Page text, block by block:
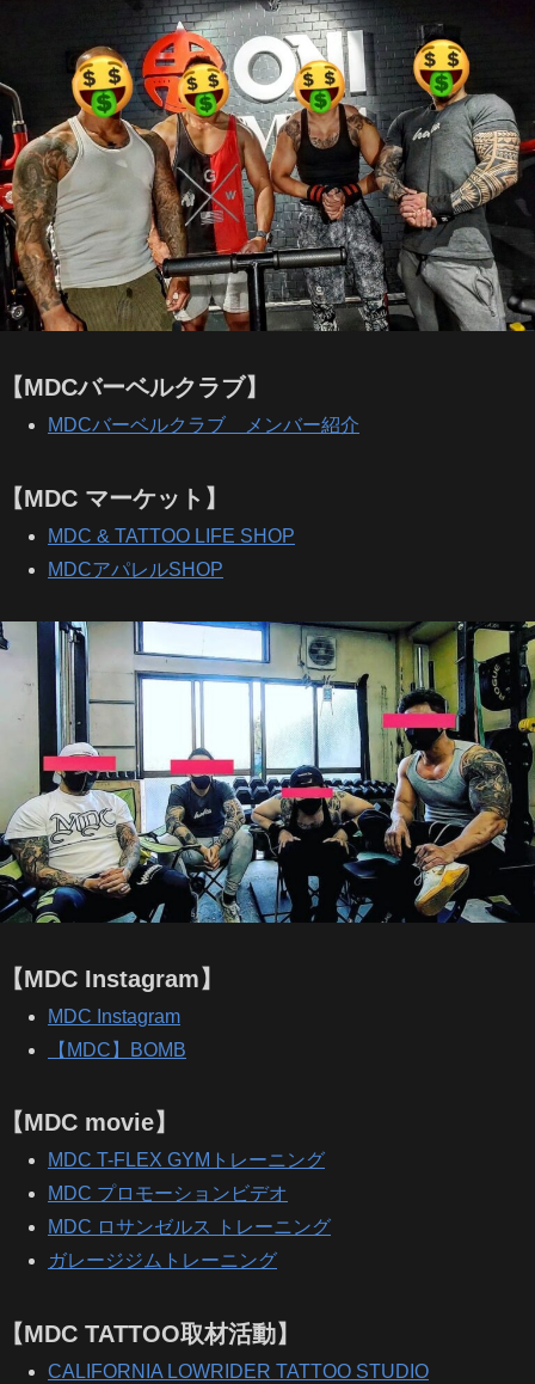
【MDCバーベルクラブ】
MDCバーベルクラブ メンバー紹介
【MDC マーケット】
MDC & TATTOO LIFE SHOP
MDCアパレルSHOP
【MDC Instagram】
MDC Instagram
【MDC】BOMB
【MDC movie】
MDC T-FLEX GYMトレーニング
MDC プロモーションビデオ
MDC ロサンゼルス トレーニング
ガレージジムトレーニング
【MDC TATTOO取材活動】
CALIFORNIA LOWRIDER TATTOO STUDIO